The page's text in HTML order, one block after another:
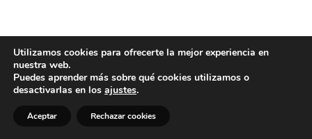
Utilizamos cookies para ofrecerte la mejor experiencia en
nuestra web.
Puedes aprender más sobre qué cookies utilizamos o
desactivarlas en los ajustes.
Aceptar Rechazar cookies